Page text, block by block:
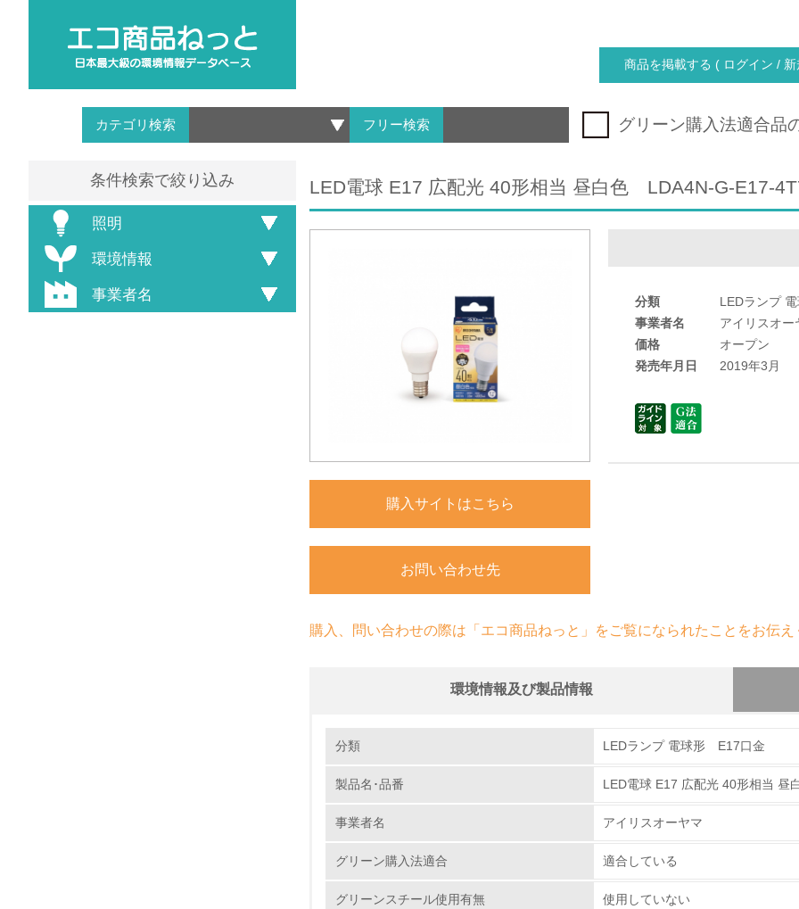
商品を掲載する ( ログイン / 新
カテゴリ検索 フリー検索 グリーン購入法適合品
条件検索で絞り込み
照明
環境情報
事業者名
LED電球 E17 広配光 40形相当 昼白色 LDA4N-G-E17-
購入サイトはこちら
お問い合わせ先
分類
LEDランプ
事業者名
アイリスオー
価格
オープン
発売年月日
2019年3月
購入、問い合わせの際は「エコ商品ねっと」をご覧になられたことをお伝え
環境情報及び製品情報
1.環境取り組み体制
No. チェック項目
分類 LEDランプ 電球形 E17口金
製品名･品番 LED電球 E17 広配光 40形相当
事業者名 アイリスオーヤマ
グリーン購入法適合 適合している
グリーンスチール使用有無 使用していない